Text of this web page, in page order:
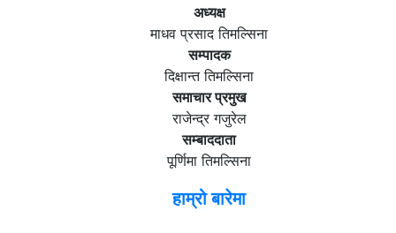
अध्यक्ष
माधव प्रसाद तिमल्सिना
सम्पादक
दिक्षान्त तिमल्सिना
समाचार प्रमुख
राजेन्द्र गजुरेल
सम्बाददाता
पूर्णिमा तिमल्सिना
हाम्रो बारेमा